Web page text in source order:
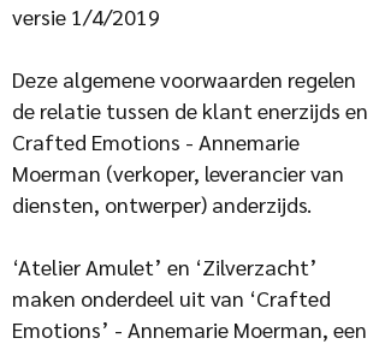
versie 1/4/2019
Deze algemene voorwaarden regelen
de relatie tussen de klant enerzijds en
Crafted Emotions - Annemarie
Moerman (verkoper, leverancier van
diensten, ontwerper) anderzijds.
‘Atelier Amulet’ en ‘Zilverzacht’
maken onderdeel uit van ‘Crafted
Emotions’ - Annemarie Moerman, een